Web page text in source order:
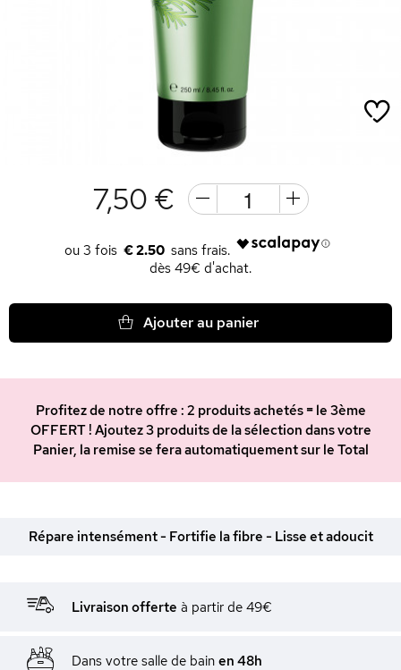
7,50 €
€ 2.50
dès 49€ d'achat.
Ajouter au panier
Profitez de notre offre : 2 produits achetés = le 3ème
OFFERT ! Ajoutez 3 produits de la sélection dans votre
Panier, la remise se fera automatiquement sur le Total
Répare intensément - Fortifie la fibre - Lisse et adoucit
Livraison offerte à partir de 49€
Dans votre salle de bain en 48h